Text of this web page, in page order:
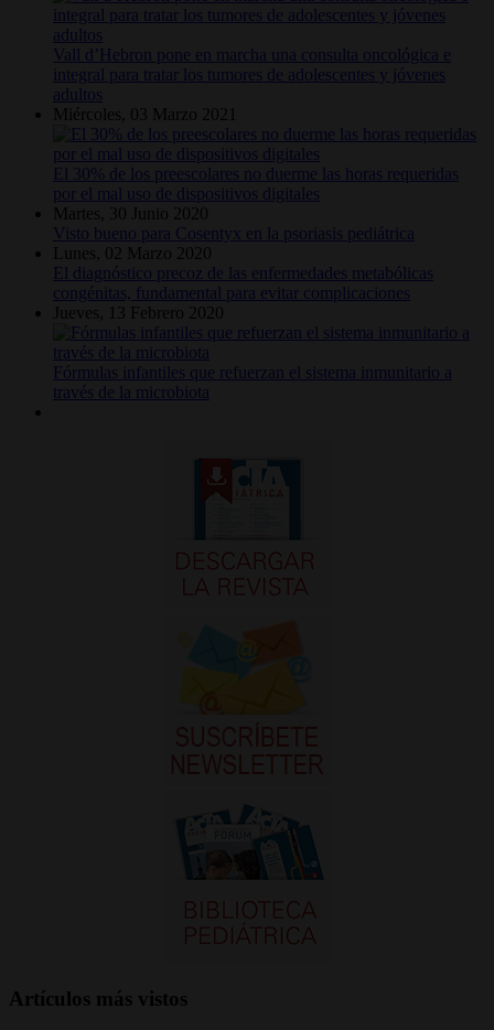
Vall d’Hebron pone en marcha una consulta oncológica e
integral para tratar los tumores de adolescentes y jóvenes
adultos
Miércoles, 03 Marzo 2021
El 30% de los preescolares no duerme las horas requeridas
por el mal uso de dispositivos digitales
Martes, 30 Junio 2020
Visto bueno para Cosentyx en la psoriasis pediátrica
Lunes, 02 Marzo 2020
El diagnóstico precoz de las enfermedades metabólicas
congénitas, fundamental para evitar complicaciones
Jueves, 13 Febrero 2020
Fórmulas infantiles que refuerzan el sistema inmunitario a
través de la microbiota
Artículos más vistos